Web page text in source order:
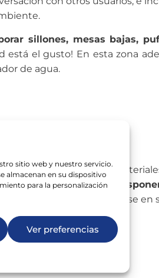
sitio web y nuestro servicio.
almacenan en su dispositivo
para la personalización
Ver preferencias
sillones, mesas bajas,
está el gusto! En esta zona
de agua.
seguridad
con el abrigo y los
trabajar tranquilos y
extra, y podrán concentrarse en